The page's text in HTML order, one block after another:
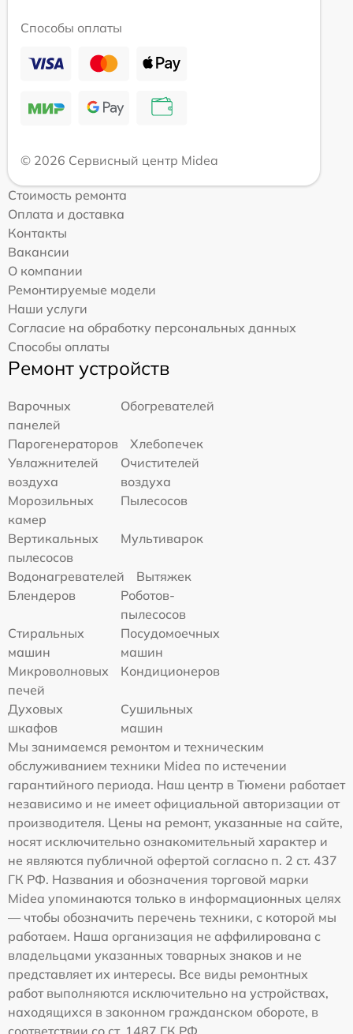
Способы оплаты
© 2026 Сервисный центр Midea
Стоимость ремонта
Оплата и доставка
Контакты
Вакансии
О компании
Ремонтируемые модели
Наши услуги
Согласие на обработку персональных данных
Способы оплаты
Ремонт устройств
Варочных
панелей
Обогревателей
Парогенераторов
Хлебопечек
Увлажнителей
воздуха
Очистителей
воздуха
Морозильных
камер
Пылесосов
Вертикальных
пылесосов
Мультиварок
Водонагревателей
Вытяжек
Блендеров
Роботов-
пылесосов
Стиральных
машин
Посудомоечных
машин
Микроволновых
печей
Кондиционеров
Духовых
шкафов
Сушильных
машин
Мы занимаемся ремонтом и техническим
обслуживанием техники Midea по истечении
гарантийного периода. Наш центр в Тюмени работает
независимо и не имеет официальной авторизации от
производителя. Цены на ремонт, указанные на сайте,
носят исключительно ознакомительный характер и
не являются публичной офертой согласно п. 2 ст. 437
ГК РФ. Названия и обозначения торговой марки
Midea упоминаются только в информационных целях
— чтобы обозначить перечень техники, с которой мы
работаем. Наша организация не аффилирована с
владельцами указанных товарных знаков и не
представляет их интересы. Все виды ремонтных
работ выполняются исключительно на устройствах,
находящихся в законном гражданском обороте, в
соответствии со ст. 1487 ГК РФ.